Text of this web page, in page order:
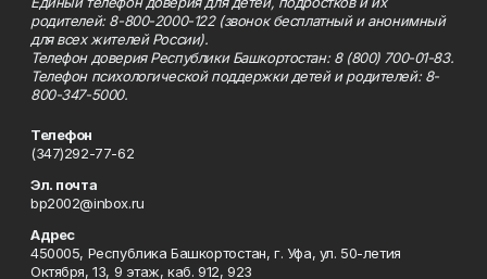
родителей: 8-800-2000-122 (звонок бесплатный и анонимный
для всех жителей России).
Телефон доверия Республики Башкортостан: 8 (800) 700-01-83.
Телефон психологической поддержки детей и родителей: 8-
800-347-5000.
Телефон
(347)292-77-62
Эл. почта
bp2002@inbox.ru
Адрес
450005, Республика Башкортостан, г. Уфа, ул. 50-летия
Октября, 13, 9 этаж, каб. 912, 923